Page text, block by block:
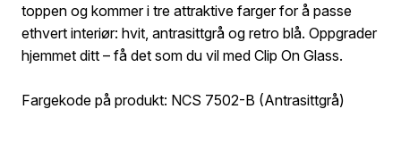
toppen og kommer i tre attraktive farger for å passe
ethvert interiør: hvit, antrasittgrå og retro blå. Oppgrader
hjemmet ditt – få det som du vil med Clip On Glass.
Fargekode på produkt: NCS 7502-B (Antrasittgrå)